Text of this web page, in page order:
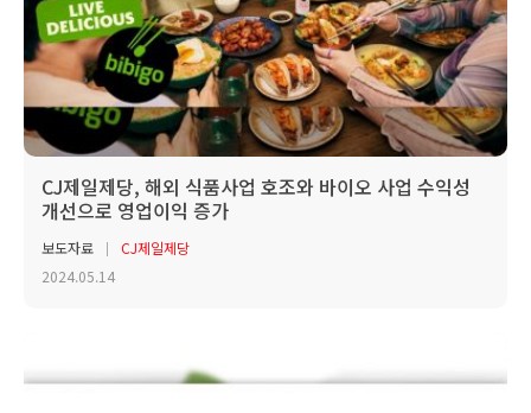
CJ제일제당, 해외 식품사업 호조와 바이오 사업 수익성
개선으로 영업이익 증가
보도자료
CJ제일제당
2024.05.14